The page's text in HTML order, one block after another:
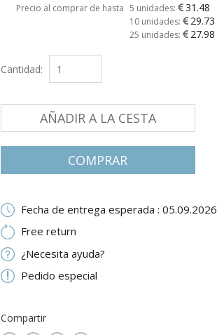
Precio al comprar de hasta 5 unidades: 31.48
10 unidades: 29.73
25 unidades: 27.98
Cantidad:
AÑADIR A LA CESTA
СOMPRAR
Fecha de entrega esperada : 05.09.2026
Free return
¿Necesita ayuda?
Pedido especial
Compartir